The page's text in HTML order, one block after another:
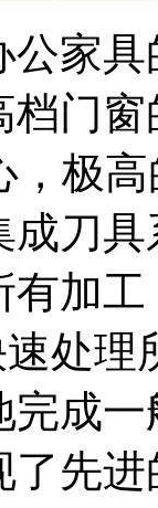
家
门
，极
成刀
有加
处
完成
了先